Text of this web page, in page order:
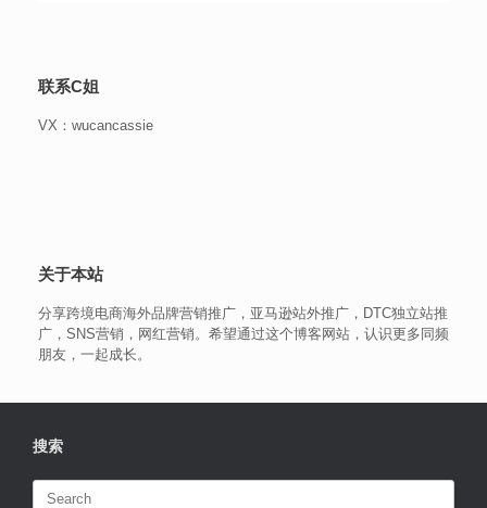
联系C姐
VX：wucancassie
关于本站
分享跨境电商海外品牌营销推广，亚马逊站外推广，DTC独立站推
广，SNS营销，网红营销。希望通过这个博客网站，认识更多同频
朋友，一起成长。
搜索
Search